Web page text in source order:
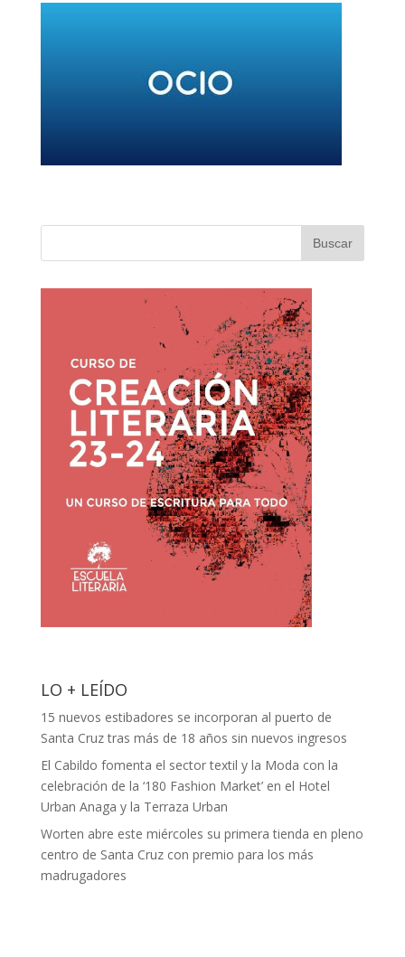
LO + LEÍDO
15 nuevos estibadores se incorporan al puerto de
Santa Cruz tras más de 18 años sin nuevos ingresos
El Cabildo fomenta el sector textil y la Moda con la
celebración de la ‘180 Fashion Market’ en el Hotel
Urban Anaga y la Terraza Urban
Worten abre este miércoles su primera tienda en pleno
centro de Santa Cruz con premio para los más
madrugadores